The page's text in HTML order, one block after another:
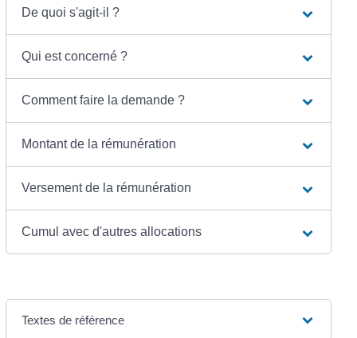
De quoi s'agit-il ?
Qui est concerné ?
Comment faire la demande ?
Montant de la rémunération
Versement de la rémunération
Cumul avec d'autres allocations
Textes de référence